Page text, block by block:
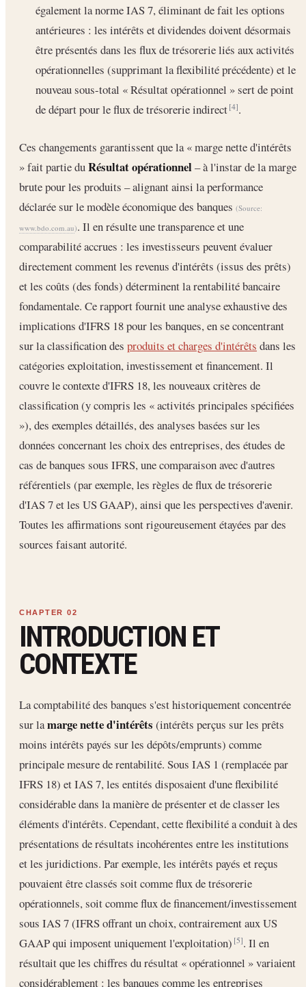
également la norme IAS 7, éliminant de fait les options
antérieures : les intérêts et dividendes doivent désormais
être présentés dans les flux de trésorerie liés aux activités
opérationnelles (supprimant la flexibilité précédente) et le
nouveau sous-total « Résultat opérationnel » sert de point
de départ pour le flux de trésorerie indirect[4].
Ces changements garantissent que la « marge nette d'intérêts
» fait partie duRésultat opérationnel– à l'instar de la marge
brute pour les produits – alignant ainsi la performance
déclarée sur le modèle économique des banques (Source:
www.bdo.com.au). Il en résulte une transparence et une
comparabilité accrues : les investisseurs peuvent évaluer
directement comment les revenus d'intérêts (issus des prêts)
et les coûts (des fonds) déterminent la rentabilité bancaire
fondamentale. Ce rapport fournit une analyse exhaustive des
implications d'IFRS 18 pour les banques, en se concentrant
sur la classification des produits et charges d'intérêts dans les
catégories exploitation, investissement et financement. Il
couvre le contexte d'IFRS 18, les nouveaux critères de
classification (y compris les « activités principales spécifiées
»), des exemples détaillés, des analyses basées sur les
données concernant les choix des entreprises, des études de
cas de banques sous IFRS, une comparaison avec d'autres
référentiels (par exemple, les règles de flux de trésorerie
d'IAS 7 et les US GAAP), ainsi que les perspectives d'avenir.
Toutes les affirmations sont rigoureusement étayées par des
sources faisant autorité.
INTRODUCTION ET
CONTEXTE
La comptabilité des banques s'est historiquement concentrée
sur lamarge nette d'intérêts (intérêts perçus sur les prêts
moins intérêts payés sur les dépôts/emprunts) comme
principale mesure de rentabilité. Sous IAS 1 (remplacée par
IFRS 18) et IAS 7, les entités disposaient d'une flexibilité
considérable dans la manière de présenter et de classer les
éléments d'intérêts. Cependant, cette flexibilité a conduit à des
présentations de résultats incohérentes entre les institutions
et les juridictions. Par exemple, les intérêts payés et reçus
pouvaient être classés soit comme flux de trésorerie
opérationnels, soit comme flux de financement/investissement
sous IAS 7 (IFRS offrant un choix, contrairement aux US
GAAP qui imposent uniquement l'exploitation)[5]. Il en
résultait que les chiffres du résultat « opérationnel » variaient
considérablement : les banques comme les entreprises